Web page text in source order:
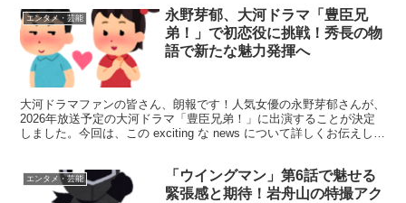
エンタメ・芸能
永野芽郁、大河ドラマ「豊臣兄
弟！」で初恋役に挑戦！秀長の物
語で新たな魅力発揮へ
大河ドラマファンの皆さん、朗報です！人気女優の永野芽郁さんが、
2026年放送予定の大河ドラマ「豊臣兄弟！」に出演することが決定
しました。今回は、この exciting な news について詳しくお伝えしま
エンタメ・芸能
「ウイングマン」第6話で魅せる
緊張感と期待！岩舟山の特撮アク